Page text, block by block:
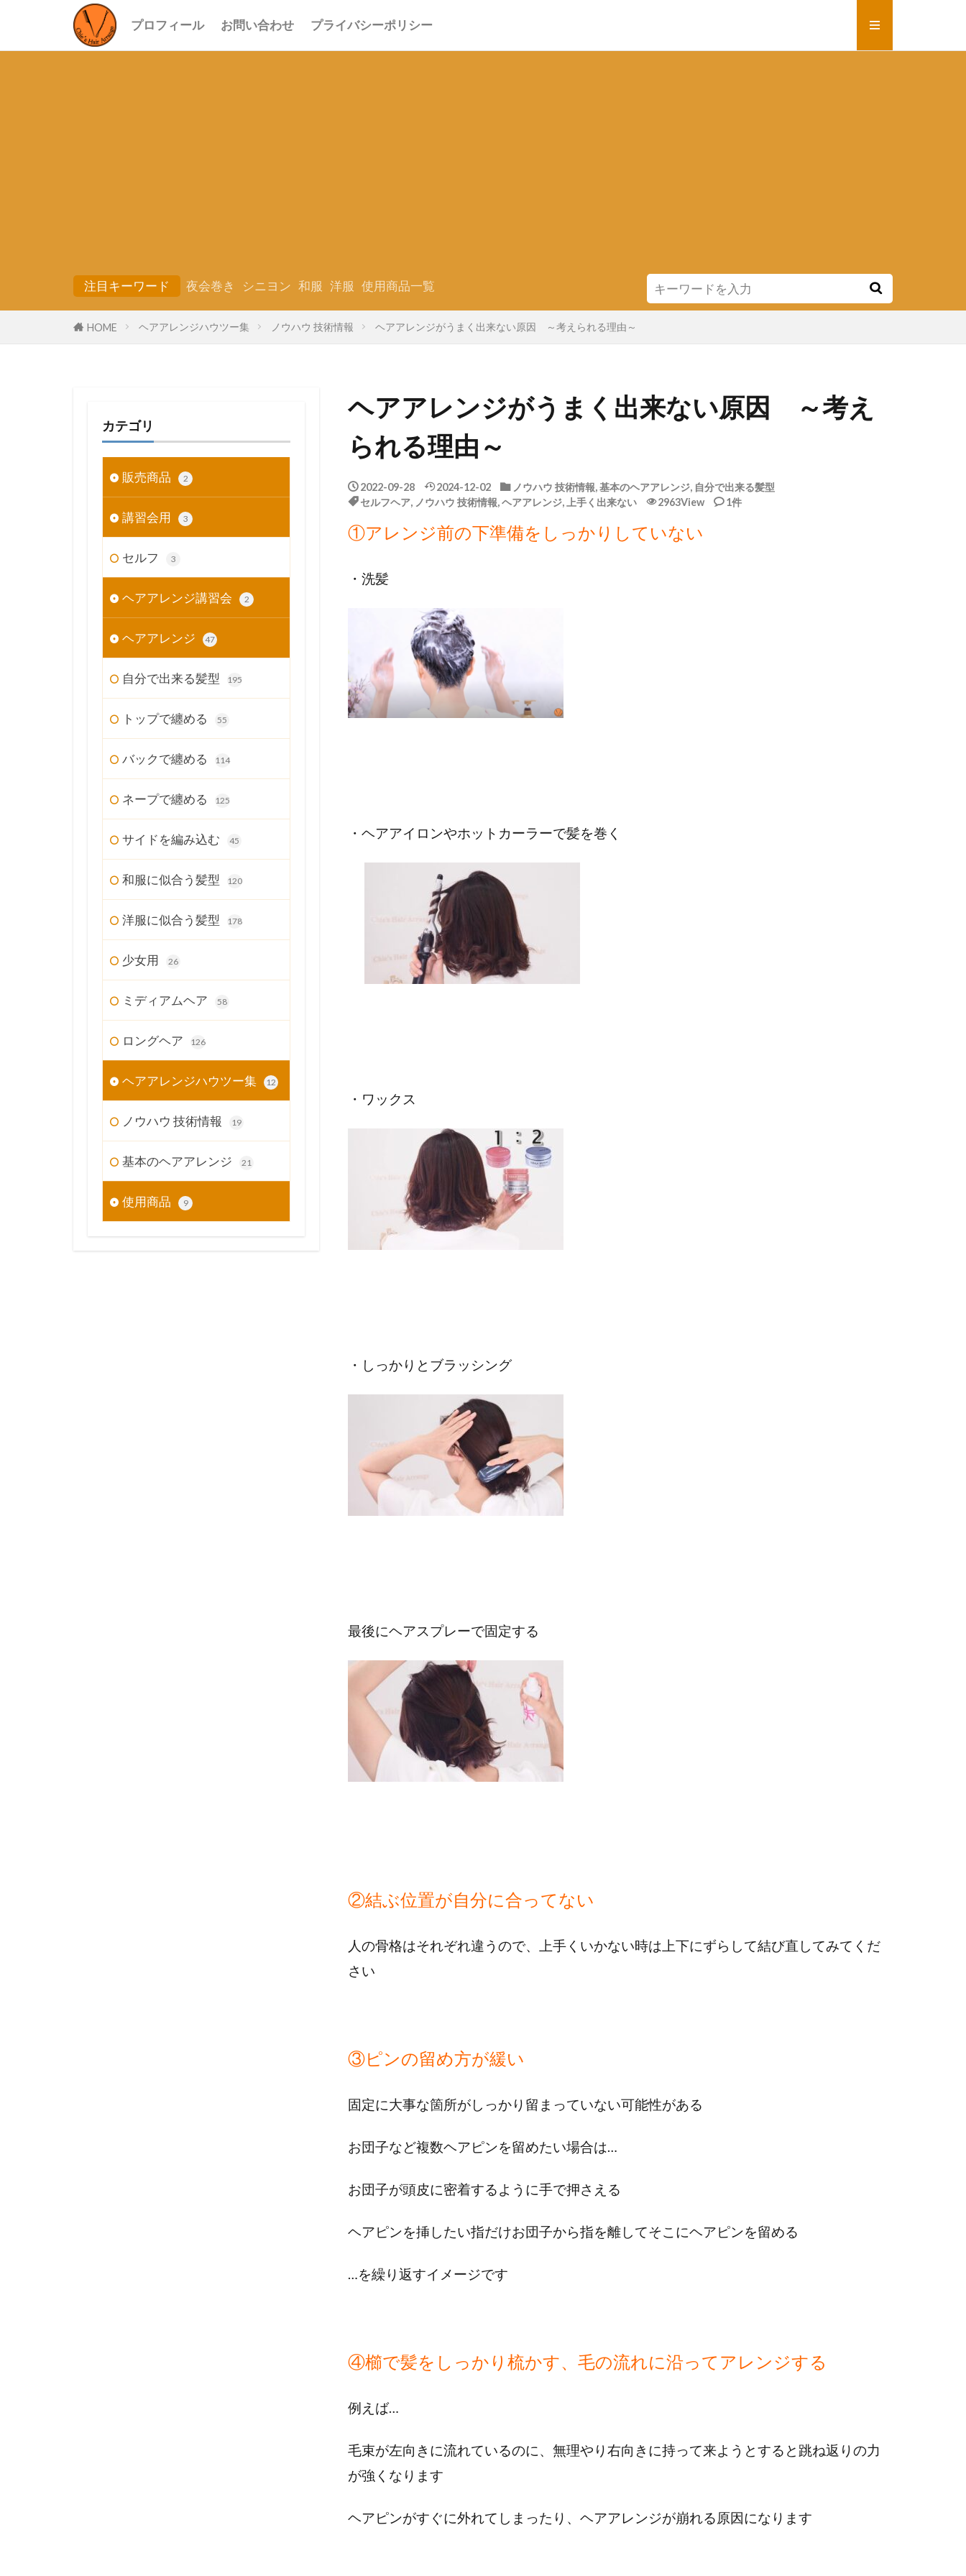
プロフィール お問い合わせ プライバシーポリシー
注目キーワード 夜会巻き シニヨン 和服 洋服 使用商品一覧
HOME ヘアアレンジハウツー集 ノウハウ 技術情報 ヘアアレンジがうまく出来ない原因 ～考えられる理由～
ヘアアレンジがうまく出来ない原因 ～考え
られる理由～
2022-09-28 2024-12-02 ノウハウ 技術情報,基本のヘアアレンジ, 自分で出来る髪型
セルフヘア, ノウハウ 技術情報,ヘアアレンジ, 上手く出来ない 2963View 1件
①アレンジ前の下準備をしっかりしていない
・洗髪
・ヘアアイロンやホットカーラーで髪を巻く
・ワックス
・しっかりとブラッシング
最後にヘアスプレーで固定する
②結ぶ位置が自分に合ってない
人の骨格はそれぞれ違うので、上手くいかない時は上下にずらして結び直してみてくだ
さい
③ピンの留め方が緩い
固定に大事な箇所がしっかり留まっていない可能性がある
お団子など複数ヘアピンを留めたい場合は…
お団子が頭皮に密着するように手で押さえる
ヘアピンを挿したい指だけお団子から指を離してそこにヘアピンを留める
…を繰り返すイメージです
④櫛で髪をしっかり梳かす、毛の流れに沿ってアレンジする
例えば…
毛束が左向きに流れているのに、無理やり右向きに持って来ようとすると跳ね返りの力
が強くなります
ヘアピンがすぐに外れてしまったり、ヘアアレンジが崩れる原因になります
カテゴリ
販売商品 2
講習会用 3
セルフ 3
ヘアアレンジ講習会 2
ヘアアレンジ 47
自分で出来る髪型 195
トップで纏める 55
バックで纏める 114
ネープで纏める 125
サイドを編み込む 45
和服に似合う髪型 120
洋服に似合う髪型 178
少女用 26
ミディアムヘア 58
ロングヘア 126
ヘアアレンジハウツー集 12
ノウハウ 技術情報 19
基本のヘアアレンジ 21
使用商品 9